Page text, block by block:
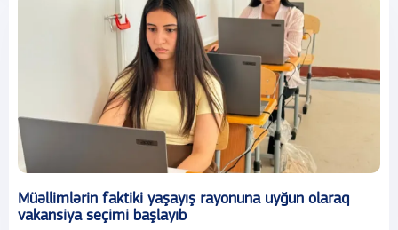
Müəllimlərin faktiki yaşayış rayonuna uyğun olaraq
vakansiya seçimi başlayıb